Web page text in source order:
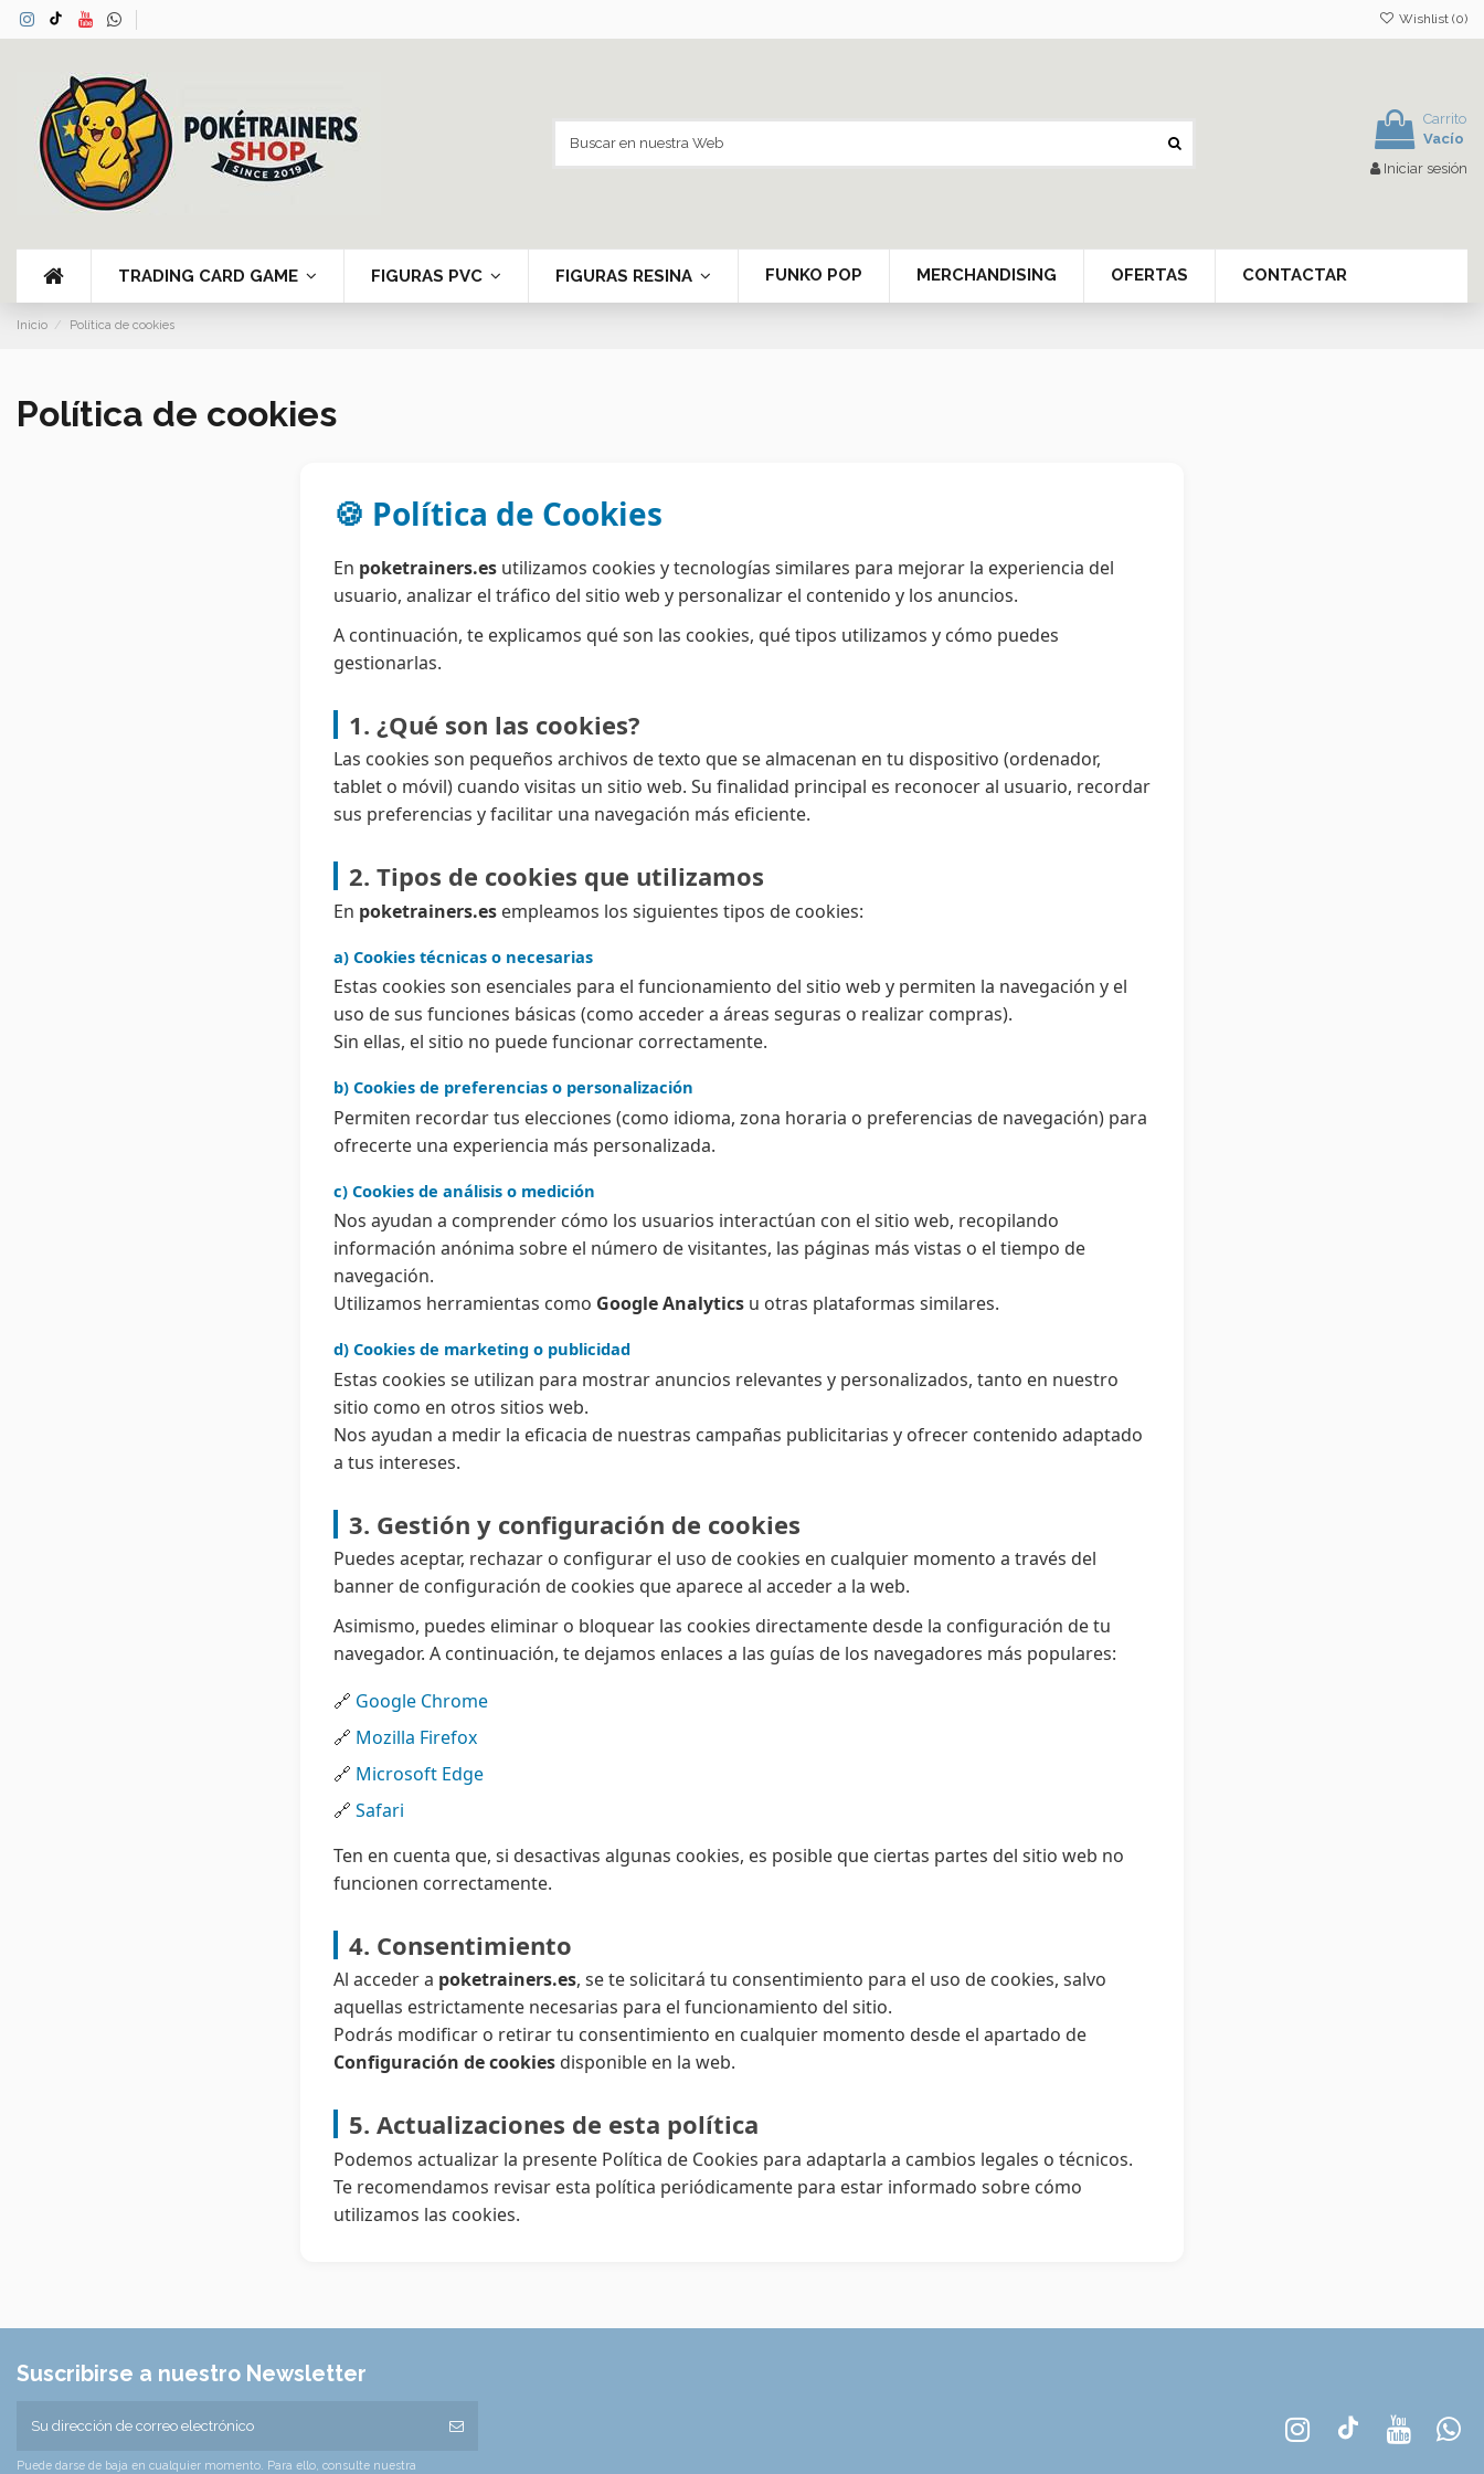
Wishlist (0)
Carrito
Vacío
Iniciar sesión
TRADING CARD GAME FIGURAS PVC FIGURAS RESINA FUNKO POP MERCHANDISING OFERTAS CONTACTAR
Inicio Política de cookies
Política de cookies
🍪 Política de Cookies
En poketrainers.es utilizamos cookies y tecnologías similares para mejorar la experiencia del
usuario, analizar el tráfico del sitio web y personalizar el contenido y los anuncios.
A continuación, te explicamos qué son las cookies, qué tipos utilizamos y cómo puedes
gestionarlas.
1. ¿Qué son las cookies?
Las cookies son pequeños archivos de texto que se almacenan en tu dispositivo (ordenador,
tablet o móvil) cuando visitas un sitio web. Su finalidad principal es reconocer al usuario, recordar
sus preferencias y facilitar una navegación más eficiente.
2. Tipos de cookies que utilizamos
En poketrainers.es empleamos los siguientes tipos de cookies:
a) Cookies técnicas o necesarias
Estas cookies son esenciales para el funcionamiento del sitio web y permiten la navegación y el
uso de sus funciones básicas (como acceder a áreas seguras o realizar compras).
Sin ellas, el sitio no puede funcionar correctamente.
b) Cookies de preferencias o personalización
Permiten recordar tus elecciones (como idioma, zona horaria o preferencias de navegación) para
ofrecerte una experiencia más personalizada.
c) Cookies de análisis o medición
Nos ayudan a comprender cómo los usuarios interactúan con el sitio web, recopilando
información anónima sobre el número de visitantes, las páginas más vistas o el tiempo de
navegación.
Utilizamos herramientas como Google Analytics u otras plataformas similares.
d) Cookies de marketing o publicidad
Estas cookies se utilizan para mostrar anuncios relevantes y personalizados, tanto en nuestro
sitio como en otros sitios web.
Nos ayudan a medir la eficacia de nuestras campañas publicitarias y ofrecer contenido adaptado
a tus intereses.
3. Gestión y configuración de cookies
Puedes aceptar, rechazar o configurar el uso de cookies en cualquier momento a través del
banner de configuración de cookies que aparece al acceder a la web.
Asimismo, puedes eliminar o bloquear las cookies directamente desde la configuración de tu
navegador. A continuación, te dejamos enlaces a las guías de los navegadores más populares:
🔗 Google Chrome
🔗 Mozilla Firefox
🔗 Microsoft Edge
🔗 Safari
Ten en cuenta que, si desactivas algunas cookies, es posible que ciertas partes del sitio web no
funcionen correctamente.
4. Consentimiento
Al acceder a poketrainers.es, se te solicitará tu consentimiento para el uso de cookies, salvo
aquellas estrictamente necesarias para el funcionamiento del sitio.
Podrás modificar o retirar tu consentimiento en cualquier momento desde el apartado de
Configuración de cookies disponible en la web.
5. Actualizaciones de esta política
Podemos actualizar la presente Política de Cookies para adaptarla a cambios legales o técnicos.
Te recomendamos revisar esta política periódicamente para estar informado sobre cómo
utilizamos las cookies.
Suscribirse a nuestro Newsletter
Puede darse de baja en cualquier momento. Para ello, consulte nuestra